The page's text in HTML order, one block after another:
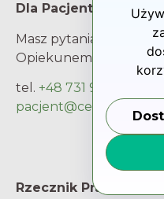
Dla Pacjenta
Masz pytania i
Opiekunem Pacjenta.
tel. +48 731 93 66 66
pacjent@centrum-
Rzecznik Praw